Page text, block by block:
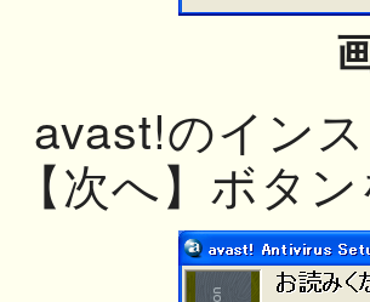
avast!のイン
【次へ】ボタ